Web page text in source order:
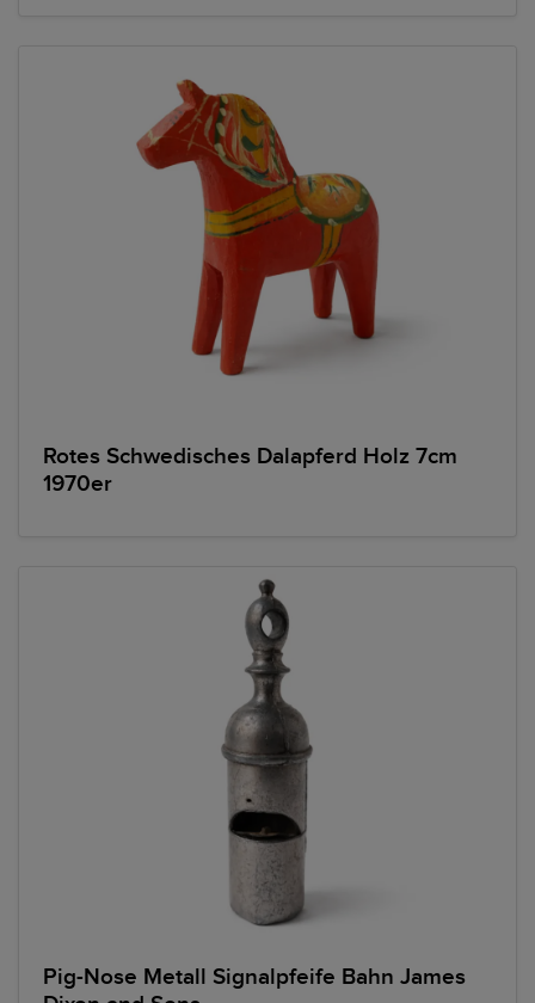
Rotes Schwedisches Dalapferd Holz 7cm
1970er
Pig-Nose Metall Signalpfeife Bahn James